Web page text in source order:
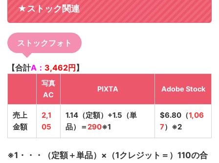
★ストック関連
ストックフォト
【合計A： 3,462円 】
写真
AC
PIXTA Adobe Stock
売上
金額
2,1
05
1.14（定額）+1.5（単
品）＝290※1
$6.80（1,06
7）※2
※1・・・（定額＋単品）×（1クレジット＝）110の合